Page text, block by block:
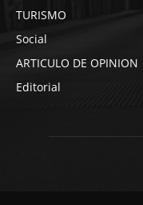
TURISMO
Social
ARTICULO DE OPINION
Editorial